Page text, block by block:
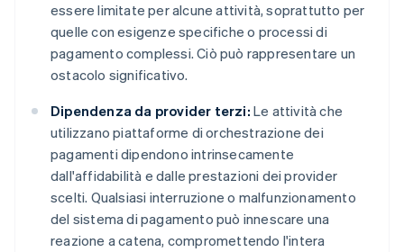
essere limitate per alcune attività, soprattutto per
quelle con esigenze specifiche o processi di
pagamento complessi. Ciò può rappresentare un
ostacolo significativo.
Dipendenza da provider terzi: Le attività che
utilizzano piattaforme di orchestrazione dei
pagamenti dipendono intrinsecamente
dall'affidabilità e dalle prestazioni dei provider
scelti. Qualsiasi interruzione o malfunzionamento
del sistema di pagamento può innescare una
reazione a catena, compromettendo l'intera